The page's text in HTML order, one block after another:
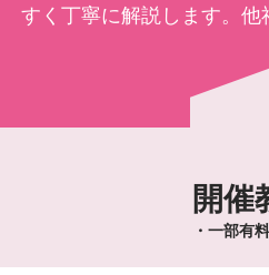
すく丁寧に解説します。
開催
・一部有